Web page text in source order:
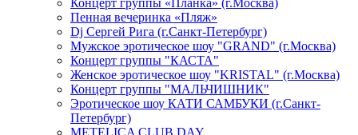
Концерт группы «Планка» (г.Москва)
Пенная вечеринка «Пляж»
Dj Сергей Рига (г.Санкт-Петербург)
Мужское эротическое шоу "GRAND" (г.Москва)
Концерт группы "КАСТА"
Женское эротическое шоу "KRISTAL" (г.Москва)
Концерт группы "МАЛЬЧИШНИК"
Эротическое шоу КАТИ САМБУКИ (г.Санкт-
Петербург)
METELICA CLUB DAY